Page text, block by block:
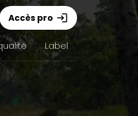
Accès pro login
Label